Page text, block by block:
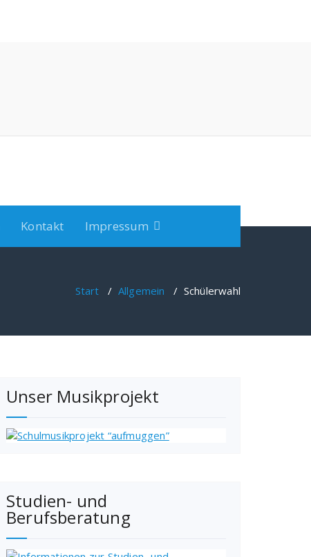
Kontakt Impressum
Start / Allgemein / Schülerwahl
Unser Musikprojekt
Studien- und
Berufsberatung